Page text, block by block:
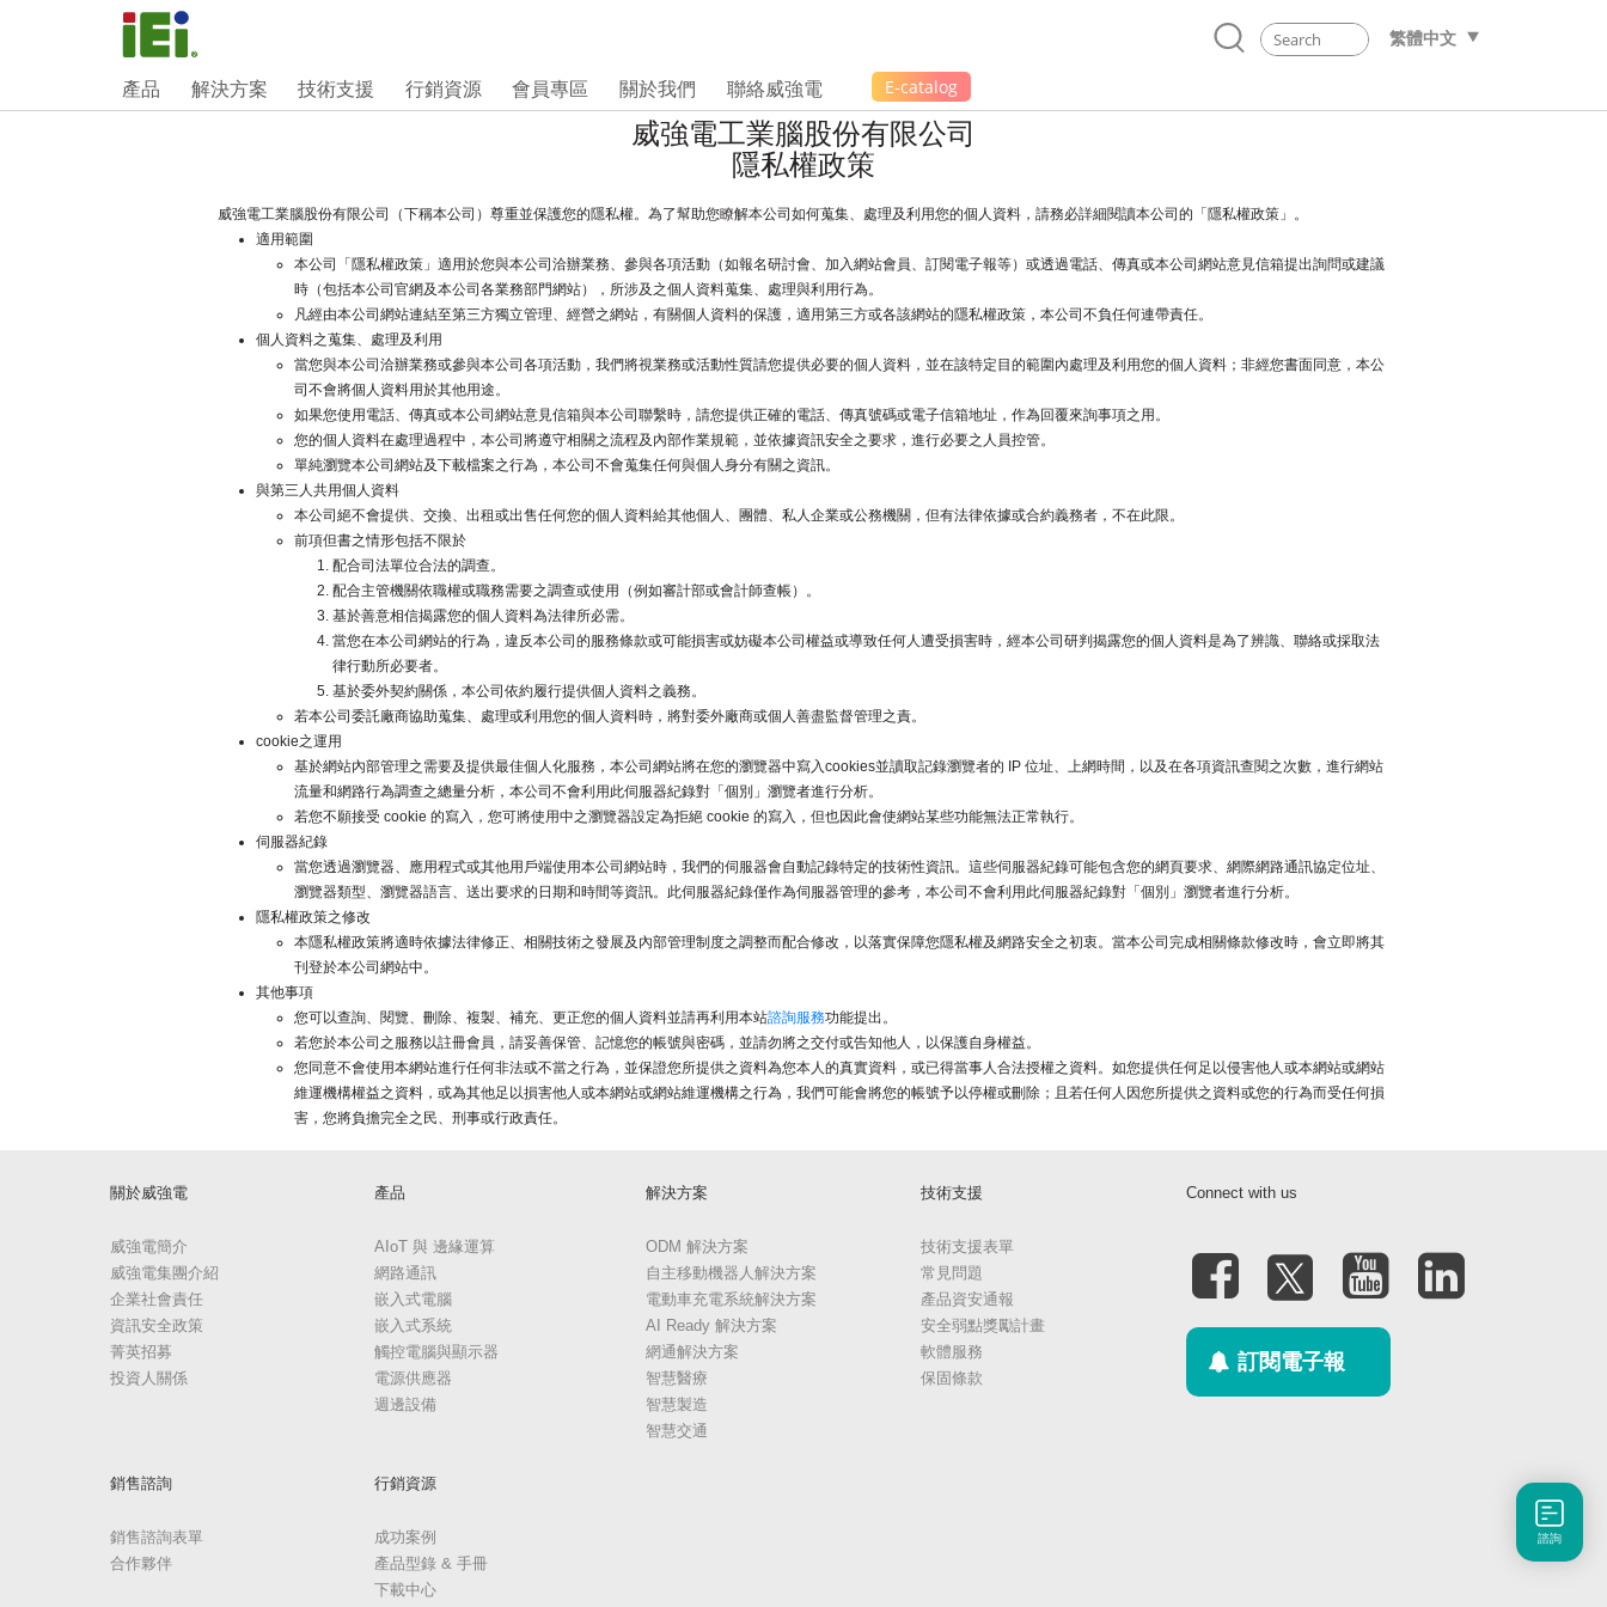
繁體中文
產品 解決方案 技術支援 行銷資源 會員專區 關於我們 聯絡威強電 E-catalog
威強電工業腦股份有限公司
隱私權政策
威強電工業腦股份有限公司（下稱本公司）尊重並保護您的隱私權。為了幫助您瞭解本公司如何蒐集、處理及利用您的個人資料，請務必詳細閱讀本公司的「隱私權政策」。
適用範圍
本公司「隱私權政策」適用於您與本公司洽辦業務、參與各項活動（如報名研討會、加入網站會員、訂閱電子報等）或透過電話、傳真或本公司網站意見信箱提出詢問或建議
時（包括本公司官網及本公司各業務部門網站），所涉及之個人資料蒐集、處理與利用行為。
凡經由本公司網站連結至第三方獨立管理、經營之網站，有關個人資料的保護，適用第三方或各該網站的隱私權政策，本公司不負任何連帶責任。
個人資料之蒐集、處理及利用
當您與本公司洽辦業務或參與本公司各項活動，我們將視業務或活動性質請您提供必要的個人資料，並在該特定目的範圍內處理及利用您的個人資料；非經您書面同意，本公
司不會將個人資料用於其他用途。
如果您使用電話、傳真或本公司網站意見信箱與本公司聯繫時，請您提供正確的電話、傳真號碼或電子信箱地址，作為回覆來詢事項之用。
您的個人資料在處理過程中，本公司將遵守相關之流程及內部作業規範，並依據資訊安全之要求，進行必要之人員控管。
單純瀏覽本公司網站及下載檔案之行為，本公司不會蒐集任何與個人身分有關之資訊。
與第三人共用個人資料
本公司絕不會提供、交換、出租或出售任何您的個人資料給其他個人、團體、私人企業或公務機關，但有法律依據或合約義務者，不在此限。
前項但書之情形包括不限於
配合司法單位合法的調查。
配合主管機關依職權或職務需要之調查或使用（例如審計部或會計師查帳）。
基於善意相信揭露您的個人資料為法律所必需。
當您在本公司網站的行為，違反本公司的服務條款或可能損害或妨礙本公司權益或導致任何人遭受損害時，經本公司研判揭露您的個人資料是為了辨識、聯絡或採取法
律行動所必要者。
基於委外契約關係，本公司依約履行提供個人資料之義務。
若本公司委託廠商協助蒐集、處理或利用您的個人資料時，將對委外廠商或個人善盡監督管理之責。
cookie之運用
基於網站內部管理之需要及提供最佳個人化服務，本公司網站將在您的瀏覽器中寫入cookies並讀取記錄瀏覽者的 IP 位址、上網時間，以及在各項資訊查閱之次數，進行網站
流量和網路行為調查之總量分析，本公司不會利用此伺服器紀錄對「個別」瀏覽者進行分析。
若您不願接受 cookie 的寫入，您可將使用中之瀏覽器設定為拒絕 cookie 的寫入，但也因此會使網站某些功能無法正常執行。
伺服器紀錄
當您透過瀏覽器、應用程式或其他用戶端使用本公司網站時，我們的伺服器會自動記錄特定的技術性資訊。這些伺服器紀錄可能包含您的網頁要求、網際網路通訊協定位址、
瀏覽器類型、瀏覽器語言、送出要求的日期和時間等資訊。此伺服器紀錄僅作為伺服器管理的參考，本公司不會利用此伺服器紀錄對「個別」瀏覽者進行分析。
隱私權政策之修改
本隱私權政策將適時依據法律修正、相關技術之發展及內部管理制度之調整而配合修改，以落實保障您隱私權及網路安全之初衷。當本公司完成相關條款修改時，會立即將其
刊登於本公司網站中。
其他事項
您可以查詢、閱覽、刪除、複製、補充、更正您的個人資料並請再利用本站諮詢服務功能提出。
若您於本公司之服務以註冊會員，請妥善保管、記憶您的帳號與密碼，並請勿將之交付或告知他人，以保護自身權益。
您同意不會使用本網站進行任何非法或不當之行為，並保證您所提供之資料為您本人的真實資料，或已得當事人合法授權之資料。如您提供任何足以侵害他人或本網站或網站
維運機構權益之資料，或為其他足以損害他人或本網站或網站維運機構之行為，我們可能會將您的帳號予以停權或刪除；且若任何人因您所提供之資料或您的行為而受任何損
害，您將負擔完全之民、刑事或行政責任。
關於威強電
威強電簡介
威強電集團介紹
企業社會責任
資訊安全政策
菁英招募
投資人關係
產品
AIoT 與 邊緣運算
網路通訊
嵌入式電腦
嵌入式系統
觸控電腦與顯示器
電源供應器
週邊設備
解決方案
ODM 解決方案
自主移動機器人解決方案
電動車充電系統解決方案
AI Ready 解決方案
網通解決方案
智慧醫療
智慧製造
智慧交通
技術支援
技術支援表單
常見問題
產品資安通報
安全弱點獎勵計畫
軟體服務
保固條款
銷售諮詢
銷售諮詢表單
合作夥伴
行銷資源
成功案例
產品型錄 & 手冊
下載中心
Connect with us
訂閱電子報
諮詢